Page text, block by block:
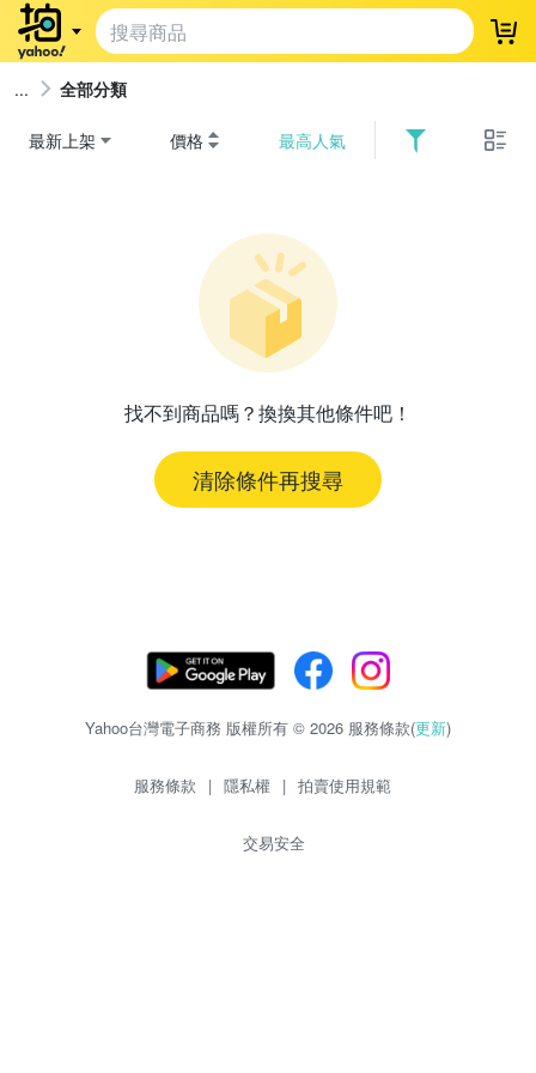
登
全部分類
最新上架 價格 最高人氣
找不到商品嗎？換換其他條件吧！
清除條件再搜尋
Yahoo台灣電子商務 版權所有 © 2026 服務條款(更新)
服務條款 | 隱私權 | 拍賣使用規範
交易安全